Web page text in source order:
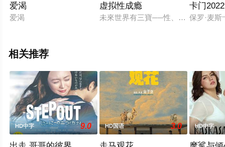
爱渴
爱渴
虚拟性成瘾
未來世界有三寶──性、科技、無可
卡门2022
保罗·麦
相关推荐
HD中字 9.0 HD国语 3.0 HD中字